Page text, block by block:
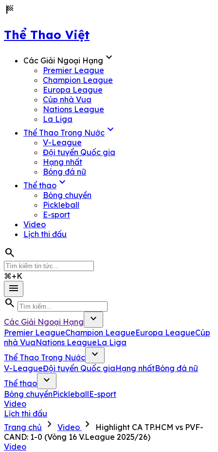
sports_score
Thể Thao Việt
Các Giải Ngoại Hạng expand_more
Premier League
Champion League
Europa League
Cúp nhà Vua
Nations League
La Liga
Thể Thao Trong Nước expand_more
V-League
Đội tuyển Quốc gia
Hạng nhất
Bóng đá nữ
Thể thao expand_more
Bóng chuyền
Pickleball
E-sport
Video
Lịch thi đấu
search
⌘+K
menu
search
Các Giải Ngoại Hạng expand_more
Premier LeagueChampion LeagueEuropa LeagueCúp
nhà VuaNations LeagueLa Liga
Thể Thao Trong Nước
expand_more
V-LeagueĐội tuyển Quốc giaHạng nhấtBóng đá nữ
Thể thao
expand_more
Bóng chuyềnPickleballE-sport
Video
Lịch thi đấu
Trang chủ
chevron_right Video chevron_right
Highlight CA TP.HCM vs PVF-
CAND: 1-0 (Vòng 16 V.League 2025/26)
Video